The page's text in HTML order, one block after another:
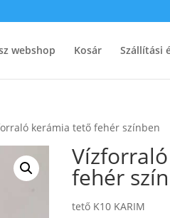
webshop Kosár Szállítási
kerámia tető fehér színben
fehér
tető K10 KARIM